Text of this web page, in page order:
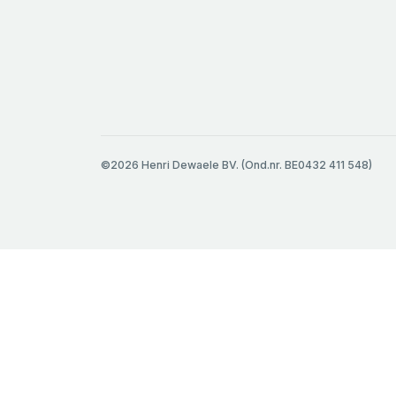
©2026 Henri Dewaele BV. (Ond.nr. BE0432 411 548)